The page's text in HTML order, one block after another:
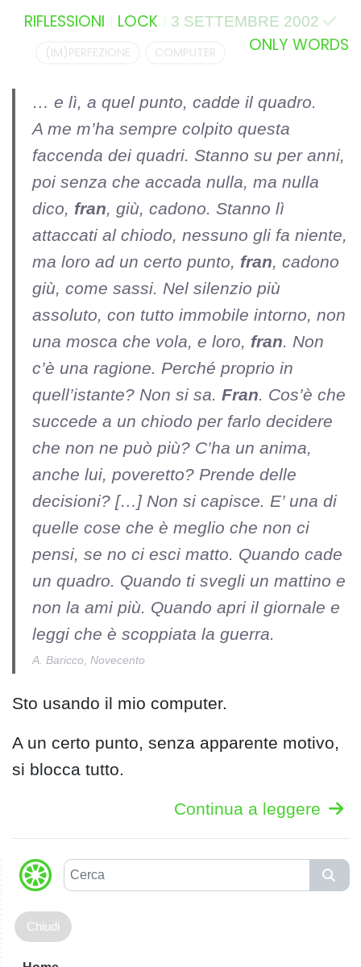
RIFLESSIONI LOCK 3 SETTEMBRE 2002
ONLY WORDS
(IM)PERFEZIONE COMPUTER
… e lì, a quel punto, cadde il quadro.
A me m’ha sempre colpito questa
faccenda dei quadri. Stanno su per anni,
poi senza che accada nulla, ma nulla
dico, fran, giù, cadono. Stanno lì
attaccati al chiodo, nessuno gli fa niente,
ma loro ad un certo punto, fran, cadono
giù, come sassi. Nel silenzio più
assoluto, con tutto immobile intorno, non
una mosca che vola, e loro, fran. Non
c’è una ragione. Perché proprio in
quell’istante? Non si sa. Fran. Cos’è che
succede a un chiodo per farlo decidere
che non ne può più? C’ha un anima,
anche lui, poveretto? Prende delle
decisioni? […] Non si capisce. E’ una di
quelle cose che è meglio che non ci
pensi, se no ci esci matto. Quando cade
un quadro. Quando ti svegli un mattino e
non la ami più. Quando apri il giornale e
leggi che è scoppiata la guerra.
A. Baricco, Novecento
Sto usando il mio computer.
A un certo punto, senza apparente motivo,
si blocca tutto.
Continua a leggere
C
e
c